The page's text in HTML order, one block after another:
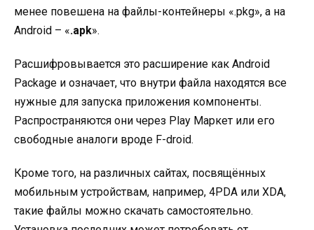
менее повешена на файлы-контейнеры «.pkg», а на
Android – «.apk».
Расшифровывается это расширение как Android
Package и означает, что внутри файла находятся все
нужные для запуска приложения компоненты.
Распространяются они через Play Маркет или его
свободные аналоги вроде F-droid.
Кроме того, на различных сайтах, посвящённых
мобильным устройствам, например, 4PDA или XDA,
такие файлы можно скачать самостоятельно.